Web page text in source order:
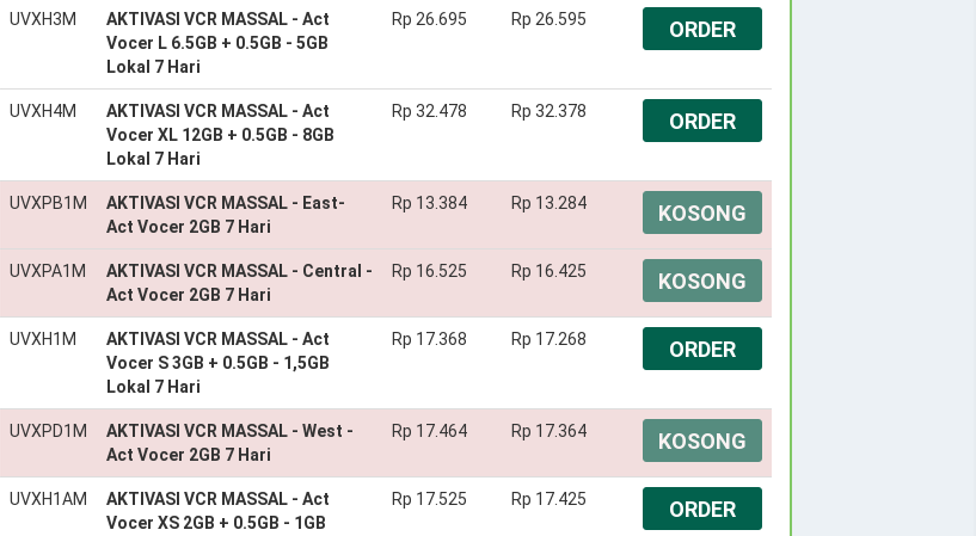
UVXH3M
AKTIVASI VCR MASSAL - Act
Vocer L 6.5GB + 0.5GB - 5GB
Lokal 7 Hari
Rp 26.695 Rp 26.595 ORDER
UVXH4M
AKTIVASI VCR MASSAL - Act
Vocer XL 12GB + 0.5GB - 8GB
Lokal 7 Hari
Rp 32.478 Rp 32.378 ORDER
UVXPB1M
AKTIVASI VCR MASSAL - East-
Act Vocer 2GB 7 Hari
Rp 13.384 Rp 13.284 KOSONG
UVXPA1M
AKTIVASI VCR MASSAL - Central -
Act Vocer 2GB 7 Hari
Rp 16.525 Rp 16.425 KOSONG
UVXH1M
AKTIVASI VCR MASSAL - Act
Vocer S 3GB + 0.5GB - 1,5GB
Lokal 7 Hari
Rp 17.368 Rp 17.268 ORDER
UVXPD1M
AKTIVASI VCR MASSAL - West -
Act Vocer 2GB 7 Hari
Rp 17.464 Rp 17.364 KOSONG
UVXH1AM
AKTIVASI VCR MASSAL - Act
Vocer XS 2GB + 0.5GB - 1GB
Rp 17.525 Rp 17.425 ORDER